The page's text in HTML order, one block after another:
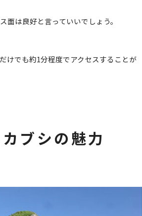
は良好と言っていいでしょう。
けでも約1分程度でアクセスすることが
ブシの魅力